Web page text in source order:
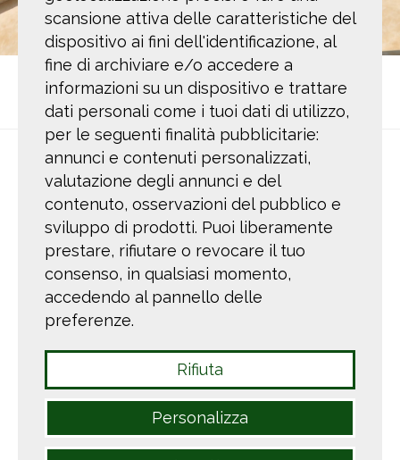
Ti trovi in: Home Realizzazioni
Costruzione
Casa di Paglia
COSTRUZIONE CASA
DI PAGLIA
Rao e Sartelli partecipa alla
realizzazione della prima "casa di
paglia" della Liguria.
In collaborazione con la Società Casadipaglia.it
è’ in fase di costruzione la struttura portante di
un edificio adibito ad uso ristorante e
residenziale sito nel comune di Carro (SP), i cui
tamponamenti saranno realizzati
scansione attiva delle caratteristiche del
dispositivo ai fini dell'identificazione, al
fine di archiviare e/o accedere a
informazioni su un dispositivo e trattare
dati personali come i tuoi dati di utilizzo,
per le seguenti finalità pubblicitarie:
annunci e contenuti personalizzati,
valutazione degli annunci e del
contenuto, osservazioni del pubblico e
sviluppo di prodotti. Puoi liberamente
prestare, rifiutare o revocare il tuo
consenso, in qualsiasi momento,
accedendo al pannello delle
preferenze.
Rifiuta
Personalizza